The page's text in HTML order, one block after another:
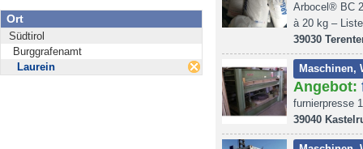
Ort
Südtirol
Burggrafenamt
Laurein
Arbocel® BC
à 20 kg –
39030
Maschinen,
Angebot:
furnierpresse
39040